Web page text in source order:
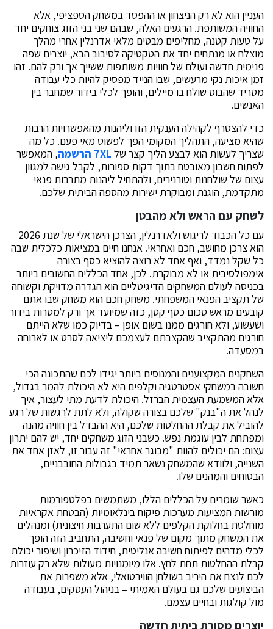
העניין הוא לא רק הניצחון או ההפסד במשחק הספציפי, אלא
החוויה המשותפת. הרגעים האלה, שבהם שני בני הזוג צוחקים יחד
על טעות קטנה, מחליפים מבטים מלאי אדרנלין אחרי מהלך
מוצלח או מנתחים יחד את הטקטיקה לסיבוב הבא, יוצרים שפה
פנימית חדשה ועולם של חוויות משותפות ששייך אך ורק להם. זהו
זמן איכות נקי מרעשים, שבו הנייד מפסיק להיות כלי עבודה
מטריד שהבוס שולח בו מיילים, והופך לכלי בידור שמחבר בין
האנשים.
כדי להצטרף לקהילה הענקית הזו וליהנות מהאפשרויות הרבות
שהיא מציעה, התהליך המקומי הפך לפשוט מאי פעם. כל מה
שצריך לעשות הוא לבצע הליך קצר של
7XL הרשמה, המאפשר
לפתוח חשבון מאובטח בתוך דקות ספורות, לקבל גישה למגוון
עצום של שולחנות וטורנירים, ולהתחיל ליהנות מתרבות פנאי
מתקדמת, הוגנת ומבוקרת ישירות מהספה הביתית שלכם.
לשחק עם הראש ולא מהבטן
עם כל הכבוד לריגוש ולאדרנלין, הצרכן הישראלי של שנת 2026
הוא צרכן מחושב, חכם ואחראי. אנחנו חיים במציאות כלכלית שבה
כל שקל נמדד, ואף אחד לא רוצה להוציא כסף בצורה
אימפולסיבית או לא מבוקרת. לכן, אחד הכללים החשובים ביותר
בכניסה לעולם המשחקים הדיגיטליים הוא הגדרה מדויקת וקשוחה
של תקציב הפנאי המשפחתי. משחק חכם הוא משחק שבו אתם
קובעים מראש סכום כסף קטן, כזה שמיועד אך ורק למטרות בידור
ושעשוע, ולא חורגים ממנו בשום אופן – בדיוק כמו שלא הייתם
חורגים מהתקציב שהקצבתם לעצמכם ליציאה לסרט או לארוחה
במסעדה.
השחקנים המקצוענים והמנוסים ביותר יגידו לכם שהתכונה הכי
חשובה במשחקי אסטרטגיה וקלפים היא לא היכולת להמר בגדול,
אלא המשמעת העצמית הברזל. היכולת לדעת מתי לעצור, איך
לנהל את ה"בנק" שלכם בצורה שקולה, ולא לתת לרגשות של רגע
להוביל את קבלת ההחלטות שלכם, היא ההבדל בין חוויה מהנה
ומפתחת לבין עוגמת נפש. כשבני הזוג משחקים יחד, יש להם יתרון
עצום: הם יכולים להוות "מבוגר אחראי" זה עבור זו, לאזן אחד את
השנייה, ולוודא שהמשחק נשאר תמיד בגבולות החובבניים,
הבטוחים והמהנים שלו.
כאשר שומרים על הכללים הללו, משתמשים בפלטפורמות
מורשות המציעות מערכות פיקוח בינלאומיות (הבטחת אקראיות
מוחלטת בחלוקת הקלפים ללא שום התערבות חיצונית) ומנהלים
את המשחק מתוך מקום של פנאי וחשיבה, התחביב הזה הופך
לכלי מדהים לפיתוח חשיבה אנליטית, חידוד הזיכרון ושיפור יכולת
קבלת ההחלטות תחת לחץ. אלו מיומנויות מעולות שלא רק עוזרות
לכם לנצח את היריב בשולחן הווירטואלי, אלא משפרות את
הביצועים שלכם גם בעולם האמיתי – בניהול העסקים, בעבודה
מול קולגות ובחיים עצמם.
יוצרים מסורת ביתית חדשה